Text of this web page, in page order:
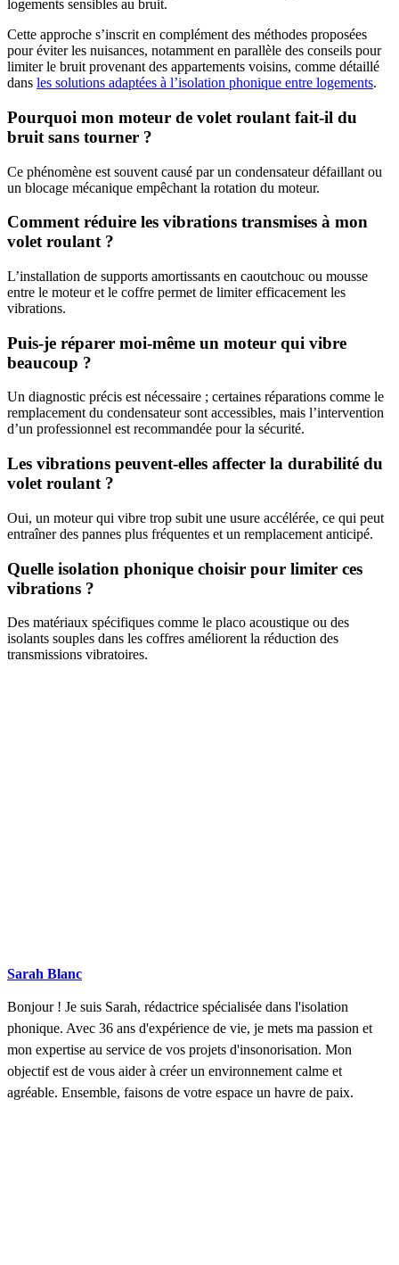
logements sensibles au bruit.
Cette approche s’inscrit en complément des méthodes proposées
pour éviter les nuisances, notamment en parallèle des conseils pour
limiter le bruit provenant des appartements voisins, comme détaillé
dans les solutions adaptées à l’isolation phonique entre logements.
Pourquoi mon moteur de volet roulant fait-il du
bruit sans tourner ?
Ce phénomène est souvent causé par un condensateur défaillant ou
un blocage mécanique empêchant la rotation du moteur.
Comment réduire les vibrations transmises à mon
volet roulant ?
L’installation de supports amortissants en caoutchouc ou mousse
entre le moteur et le coffre permet de limiter efficacement les
vibrations.
Puis-je réparer moi-même un moteur qui vibre
beaucoup ?
Un diagnostic précis est nécessaire ; certaines réparations comme le
remplacement du condensateur sont accessibles, mais l’intervention
d’un professionnel est recommandée pour la sécurité.
Les vibrations peuvent-elles affecter la durabilité du
volet roulant ?
Oui, un moteur qui vibre trop subit une usure accélérée, ce qui peut
entraîner des pannes plus fréquentes et un remplacement anticipé.
Quelle isolation phonique choisir pour limiter ces
vibrations ?
Des matériaux spécifiques comme le placo acoustique ou des
isolants souples dans les coffres améliorent la réduction des
transmissions vibratoires.
Sarah Blanc
Bonjour ! Je suis Sarah, rédactrice spécialisée dans l'isolation
phonique. Avec 36 ans d'expérience de vie, je mets ma passion et
mon expertise au service de vos projets d'insonorisation. Mon
objectif est de vous aider à créer un environnement calme et
agréable. Ensemble, faisons de votre espace un havre de paix.